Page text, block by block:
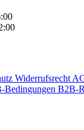
Widerrufsrecht
Bedingungen B2B-